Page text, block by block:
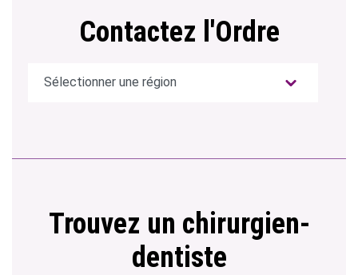
Contactez l'Ordre
Trouvez un chirurgien-
dentiste